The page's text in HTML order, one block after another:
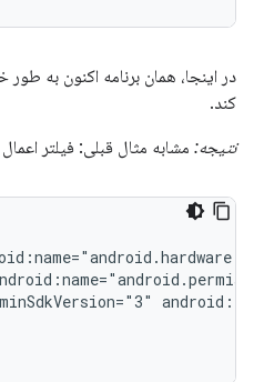
در اینجا، همان برنامه اکنون به
کند.
نتیجه: مشابه مثال قبلی: فیلتر